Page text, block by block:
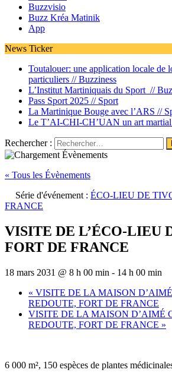
Buzzvisio
Buzz Kréa Matinik
App
News Ticker
Toutalouer: une application locale de
particuliers //Buzziness
L’Institut Martiniquais du Sport //
Pass Sport 2025 // Sport
La Martinique Bouge avec l’ARS //
Le T’AI-CHI-CH’UAN un art
Rechercher :
« Tous les Évènements
Série d'événement : ÉCO-LIEU DE
FRANCE
VISITE DE L’ÉCO-LIEU
FORT DE FRANCE
18 mars 2031 @ 8 h 00 min - 14 h 00 min
« VISITE DE LA MAISON
REDOUTE, FORT DE FRANCE
VISITE DE LA MAISON D’AIMÉ
REDOUTE, FORT DE FRANCE »
6 000 m², 150 espèces de plantes